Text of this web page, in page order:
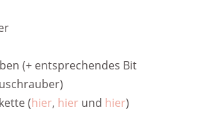
(+ entsprechendes Bit
(hier, hier und hier)